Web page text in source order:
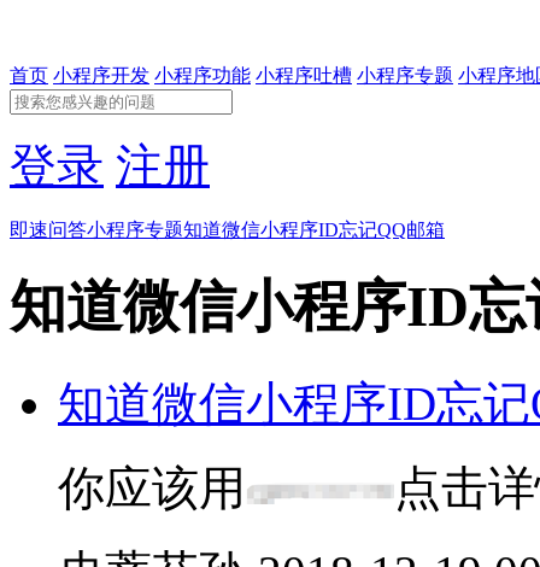
首页 小程序开发 小程序功能 小程序吐槽 小程序专题 小程序地
登录 注册
即速问答小程序专题知道微信小程序ID忘记QQ邮箱
知道微信小程序ID
知道微信小程序ID忘
你应该用
点击